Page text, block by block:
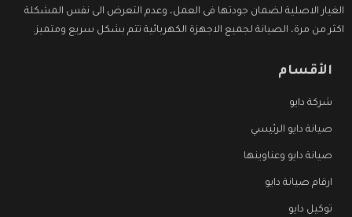
الغيار الاصلية لضمان جودتها فى العمل، وعدم التعرض الى نفس المشكلة
اكثر من مرة، الصيانة لجميع الاجهزة الكهربائية تتم بشكل سريع ومتميز.
الأقسام
شركة دايو
صيانة دايو الرئيسي
صيانة دايو وعناوينها
ارقام صيانة دايو
توكيل دايو